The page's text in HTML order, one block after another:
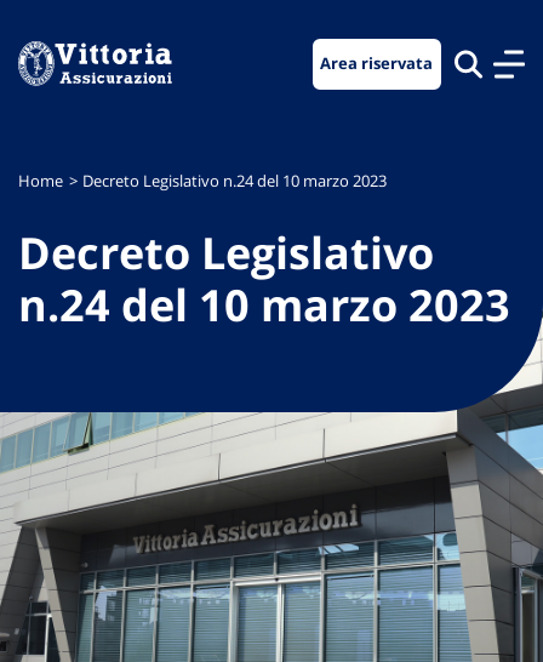
menu
contenuto
footer
Area riservata
Home Decreto Legislativo n.24 del 10 marzo 2023
Decreto Legislativo
n.24 del 10 marzo 2023